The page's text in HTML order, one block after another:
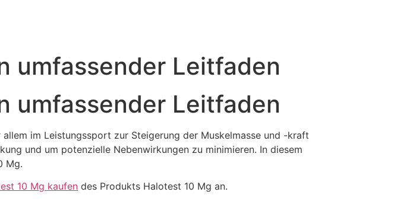
umfassender Leitfaden
umfassender Leitfaden
im Leistungssport zur Steigerung der Muskelmasse und -kraft
und um potenzielle Nebenwirkungen zu minimieren. In diesem
Mg.
10 Mg kaufen des Produkts Halotest 10 Mg an.